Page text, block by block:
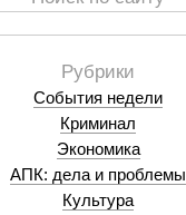
События недели
Криминал
Экономика
АПК: дела и проблемы
Культура